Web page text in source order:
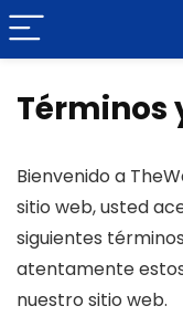
Términos
Bienvenido a
sitio web, usted
siguientes
atentamente
nuestro sitio web.